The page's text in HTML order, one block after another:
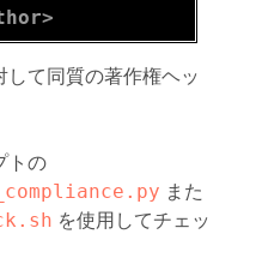
て同質の著作権ヘッ
トの
また
を使用してチェッ